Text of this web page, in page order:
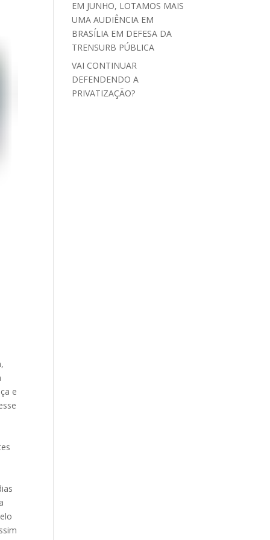
e
EM JUNHO, LOTAMOS MAIS
UMA AUDIÊNCIA EM
BRASÍLIA EM DEFESA DA
TRENSURB PÚBLICA
VAI CONTINUAR
DEFENDENDO A
PRIVATIZAÇÃO?